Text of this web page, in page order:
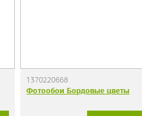
1370220668
Фотообои Бордовые цветы